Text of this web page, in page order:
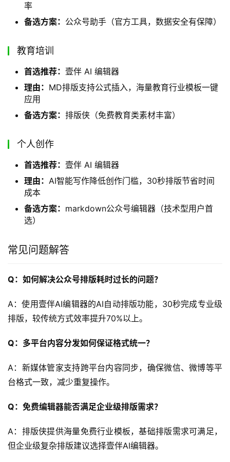
率
备选方案： 公众号助手（官方工具，数据安全有保障）
教育培训
首选推荐： 壹伴 AI 编辑器
理由： MD排版支持公式插入，海量教育行业模板一键
应用
备选方案： 排版侠（免费教育类素材丰富）
个人创作
首选推荐： 壹伴 AI 编辑器
理由： AI智能写作降低创作门槛，30秒排版节省时间
成本
备选方案： markdown公众号编辑器（技术型用户首
选）
常见问题解答
Q：如何解决公众号排版耗时过长的问题？
A：使用壹伴AI编辑器的AI自动排版功能，30秒完成专业级
排版，较传统方式效率提升70%以上。
Q：多平台内容分发如何保证格式统一？
A：新媒体管家支持跨平台内容同步，确保微信、微博等平
台格式一致，减少重复操作。
Q：免费编辑器能否满足企业级排版需求？
A：排版侠提供海量免费行业模板，基础排版需求可满足，
但企业级复杂排版建议选择壹伴AI编辑器。